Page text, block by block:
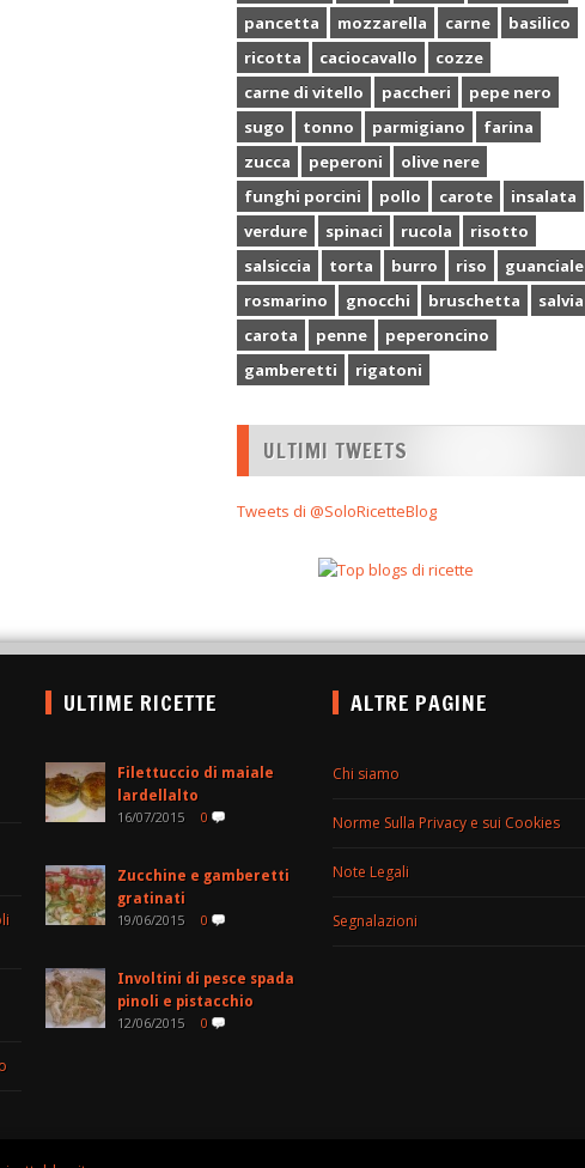
pancetta
mozzarella carne
basilico
ricotta
caciocavallo
cozze
carne di vitello
paccheri
pepe nero
sugo
tonno parmigiano
farina
zucca
peperoni
olive nere
funghi porcini
pollo carote
insalata
verdure
spinaci rucola
risotto
salsiccia
torta burro riso
guanciale
rosmarino
gnocchi bruschetta
salvia
carota
penne
peperoncino
gamberetti
rigatoni
ULTIMI TWEETS
Tweets di @SoloRicetteBlog
ULTIME RICETTE
Filettuccio di maiale
lardellalto
16/07/2015 0
Zucchine e gamberetti
gratinati
19/06/2015 0
Involtini di pesce spada
pinoli e pistacchio
12/06/2015 0
ALTRE PAGINE
Chi siamo
Norme Sulla Privacy e sui Cookies
Note Legali
Segnalazioni